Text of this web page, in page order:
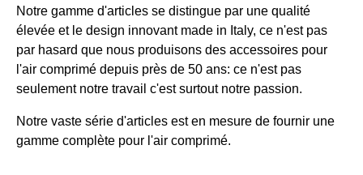
Notre gamme d'articles se distingue par une qualité
élevée et le design innovant made in Italy, ce n'est pas
par hasard que nous produisons des accessoires pour
l'air comprimé depuis près de 50 ans: ce n'est pas
seulement notre travail c'est surtout notre passion.
Notre vaste série d'articles est en mesure de fournir une
gamme complète pour l'air comprimé.